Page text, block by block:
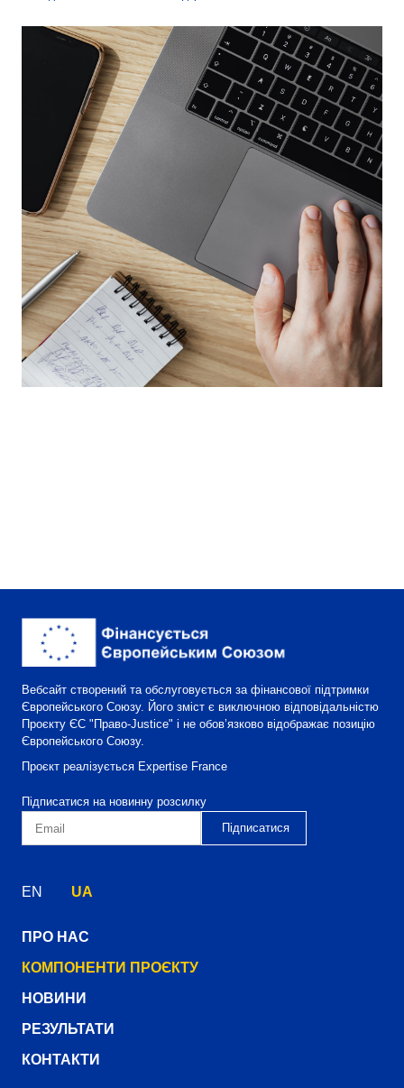
Вебсайт створений та обслуговується за фінансової підтримки
Європейського Союзу. Його зміст є виключною відповідальністю
Проєкту ЄС "Право-Justice" і не обов’язково відображає позицію
Європейського Союзу.
Проєкт реалізується Expertise France
Підписатися на новинну розсилку
EN UA
ПРО НАС
КОМПОНЕНТИ ПРОЄКТУ
НОВИНИ
РЕЗУЛЬТАТИ
КОНТАКТИ